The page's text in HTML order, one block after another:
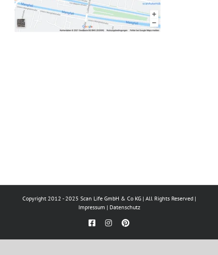
Copyright 2012 - 2025 Scan Life GmbH & Co KG | All Rights Reserved |
Impressum | Datenschutz
FacebookInstagramPinterest